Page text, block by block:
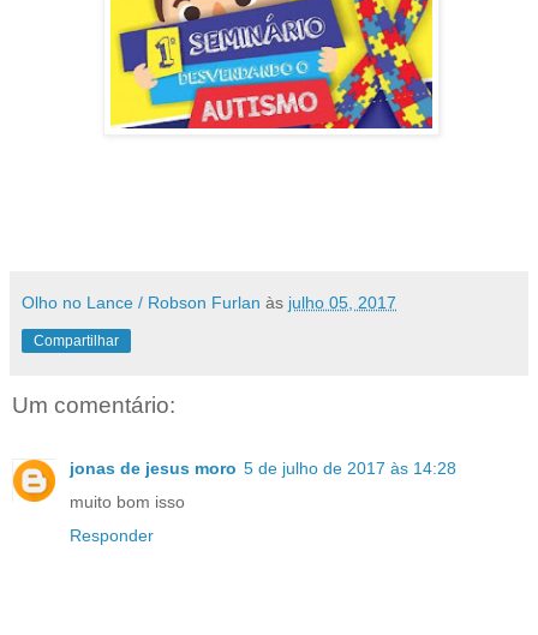
Olho no Lance / Robson Furlan às julho 05, 2017
Compartilhar
Um comentário:
jonas de jesus moro 5 de julho de 2017 às 14:28
muito bom isso
Responder